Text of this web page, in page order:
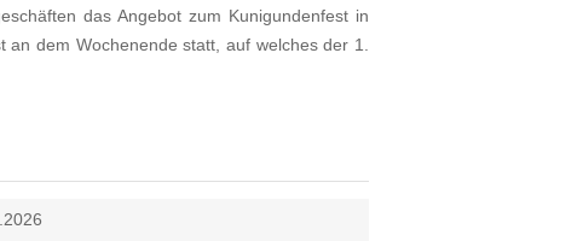
das Angebot zum Kunigundenfest in
an dem Wochenende statt, auf welches der 1.